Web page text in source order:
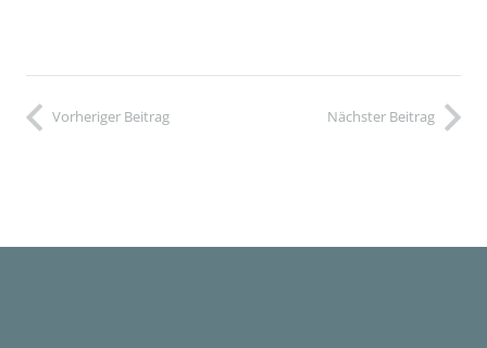
Vorheriger Beitrag Nächster Beitrag